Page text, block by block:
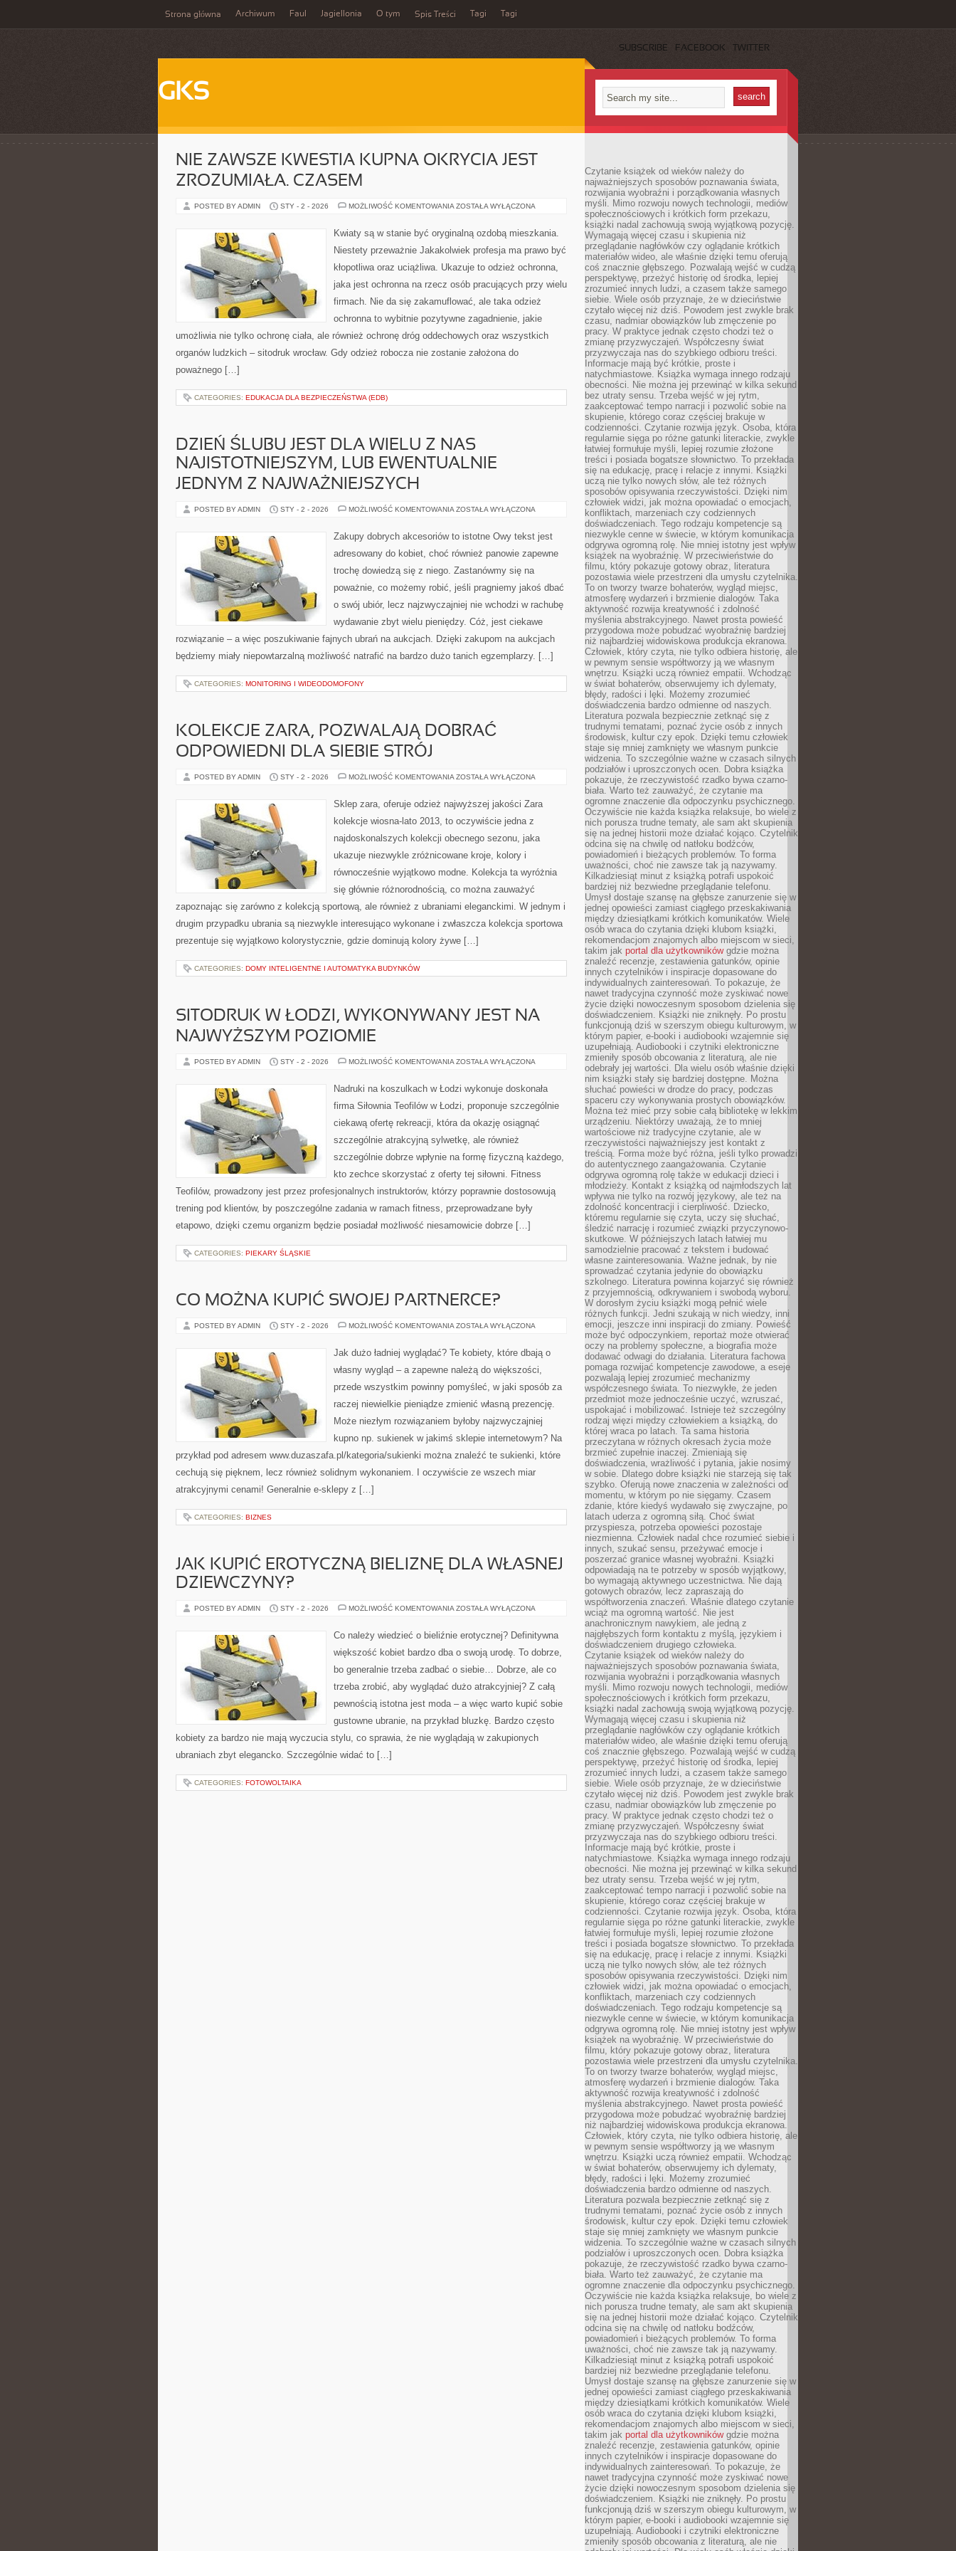
Strona główna Archiwum Faul Jagiellonia O tym Spis Treści Tagi Tagi
SUBSCRIBE FACEBOOK TWITTER
GKS
NIE ZAWSZE KWESTIA KUPNA OKRYCIA JEST
ZROZUMIAŁA. CZASEM
POSTED BY ADMIN STY - 2 - 2026 MOŻLIWOŚĆ KOMENTOWANIA NIE
KUPNA
OKRYCIA
ZROZUMIAŁA.
ZOSTAŁA WYŁĄCZONA
Kwiaty są w stanie być oryginalną ozdobą mieszkania.
Niestety przeważnie Jakakolwiek profesja ma prawo być
kłopotliwa oraz uciążliwa. Ukazuje to odzież ochronna,
jaka jest ochronna na rzecz osób pracujących przy wielu
firmach. Nie da się zakamuflować, ale taka odzież
ochronna to wybitnie pozytywne zagadnienie, jakie
umożliwia nie tylko ochronę ciała, ale również ochronę dróg oddechowych oraz wszystkich
organów ludzkich – sitodruk wrocław. Gdy odzież robocza nie zostanie założona do
poważnego […]
CATEGORIES: EDUKACJA DLA BEZPIECZEŃSTWA (EDB)
DZIEŃ ŚLUBU JEST DLA WIELU Z NAS
NAJISTOTNIEJSZYM, LUB EWENTUALNIE
JEDNYM Z NAJWAŻNIEJSZYCH
POSTED BY ADMIN STY - 2 - 2026 MOŻLIWOŚĆ KOMENTOWANIA DZIEŃ
DLA
WIELU
NAS
LUB
JEDNYM
Z
NAJWAŻNIEJSZYCH
ZOSTAŁA WYŁĄCZONA
Zakupy dobrych akcesoriów to istotne Owy tekst jest
adresowany do kobiet, choć również panowie zapewne
trochę dowiedzą się z niego. Zastanówmy się na
poważnie, co możemy robić, jeśli pragniemy jakoś dbać
o swój ubiór, lecz najzwyczajniej nie wchodzi w rachubę
wydawanie zbyt wielu pieniędzy. Cóż, jest ciekawe
rozwiązanie – a więc poszukiwanie fajnych ubrań na aukcjach. Dzięki zakupom na aukcjach
będziemy miały niepowtarzalną możliwość natrafić na bardzo dużo tanich egzemplarzy. […]
CATEGORIES: MONITORING I WIDEODOMOFONY
KOLEKCJE ZARA, POZWALAJĄ DOBRAĆ
ODPOWIEDNI DLA SIEBIE STRÓJ
POSTED BY ADMIN STY - 2 - 2026 MOŻLIWOŚĆ KOMENTOWANIA KOLEKCJE
DOBRAĆ
ODPOWIEDNI
SIEBIE
ZOSTAŁA WYŁĄCZONA
Sklep zara, oferuje odzież najwyższej jakości Zara
kolekcje wiosna-lato 2013, to oczywiście jedna z
najdoskonalszych kolekcji obecnego sezonu, jaka
ukazuje niezwykle zróżnicowane kroje, kolory i
równocześnie wyjątkowo modne. Kolekcja ta wyróżnia
się głównie różnorodnością, co można zauważyć
zapoznając się zarówno z kolekcją sportową, ale również z ubraniami eleganckimi. W jednym i
drugim przypadku ubrania są niezwykle interesująco wykonane i zwłaszcza kolekcja sportowa
prezentuje się wyjątkowo kolorystycznie, gdzie dominują kolory żywe […]
CATEGORIES: DOMY INTELIGENTNE I AUTOMATYKA BUDYNKÓW
SITODRUK W ŁODZI, WYKONYWANY JEST NA
NAJWYŻSZYM POZIOMIE
POSTED BY ADMIN STY - 2 - 2026 MOŻLIWOŚĆ KOMENTOWANIA SITODRUK
WYKONYWANY
JEST
NAJWYŻSZYM
ZOSTAŁA WYŁĄCZONA
Nadruki na koszulkach w Łodzi wykonuje doskonała
firma Siłownia Teofilów w Łodzi, proponuje szczególnie
ciekawą ofertę rekreacji, która da okazję osiągnąć
szczególnie atrakcyjną sylwetkę, ale również
szczególnie dobrze wpłynie na formę fizyczną każdego,
kto zechce skorzystać z oferty tej siłowni. Fitness
Teofilów, prowadzony jest przez profesjonalnych instruktorów, którzy poprawnie dostosowują
trening pod klientów, by poszczególne zadania w ramach fitness, przeprowadzane były
etapowo, dzięki czemu organizm będzie posiadał możliwość niesamowicie dobrze […]
CATEGORIES: PIEKARY ŚLĄSKIE
CO MOŻNA KUPIĆ SWOJEJ PARTNERCE?
POSTED BY ADMIN STY - 2 - 2026 MOŻLIWOŚĆ KOMENTOWANIA CO
SWOJEJ
PARTNERCE?
ZOSTAŁA WYŁĄCZONA
Jak dużo ładniej wyglądać? Te kobiety, które dbają o
własny wygląd – a zapewne należą do większości,
przede wszystkim powinny pomyśleć, w jaki sposób za
raczej niewielkie pieniądze zmienić własną prezencję.
Może niezłym rozwiązaniem byłoby najzwyczajniej
kupno np. sukienek w jakimś sklepie internetowym? Na
przykład pod adresem www.duzaszafa.pl/kategoria/sukienki można znaleźć te sukienki, które
cechują się pięknem, lecz również solidnym wykonaniem. I oczywiście ze wszech miar
atrakcyjnymi cenami! Generalnie e-sklepy z […]
CATEGORIES: BIZNES
JAK KUPIĆ EROTYCZNĄ BIELIZNĘ DLA WŁASNEJ
DZIEWCZYNY?
POSTED BY ADMIN STY - 2 - 2026 MOŻLIWOŚĆ KOMENTOWANIA JAK
BIELIZNĘ
DLA
DZIEWCZYNY?
ZOSTAŁA WYŁĄCZONA
Co należy wiedzieć o bieliźnie erotycznej? Definitywna
większość kobiet bardzo dba o swoją urodę. To dobrze,
bo generalnie trzeba zadbać o siebie… Dobrze, ale co
trzeba zrobić, aby wyglądać dużo atrakcyjniej? Z całą
pewnością istotna jest moda – a więc warto kupić sobie
gustowne ubranie, na przykład bluzkę. Bardzo często
kobiety za bardzo nie mają wyczucia stylu, co sprawia, że nie wyglądają w zakupionych
ubraniach zbyt elegancko. Szczególnie widać to […]
CATEGORIES: FOTOWOLTAIKA
Czytanie książek od wieków należy do
najważniejszych sposobów poznawania świata,
rozwijania wyobraźni i porządkowania własnych
myśli. Mimo rozwoju nowych technologii, mediów
społecznościowych i krótkich form przekazu,
książki nadal zachowują swoją wyjątkową pozycję.
Wymagają więcej czasu i skupienia niż
przeglądanie nagłówków czy oglądanie krótkich
materiałów wideo, ale właśnie dzięki temu oferują
coś znacznie głębszego. Pozwalają wejść w cudzą
perspektywę, przeżyć historię od środka, lepiej
zrozumieć innych ludzi, a czasem także samego
siebie. Wiele osób przyznaje, że w dzieciństwie
czytało więcej niż dziś. Powodem jest zwykle brak
czasu, nadmiar obowiązków lub zmęczenie po
pracy. W praktyce jednak często chodzi też o
zmianę przyzwyczajeń. Współczesny świat
przyzwyczaja nas do szybkiego odbioru treści.
Informacje mają być krótkie, proste i
natychmiastowe. Książka wymaga innego rodzaju
obecności. Nie można jej przewinąć w kilka sekund
bez utraty sensu. Trzeba wejść w jej rytm,
zaakceptować tempo narracji i pozwolić sobie na
skupienie, którego coraz częściej brakuje w
codzienności. Czytanie rozwija język. Osoba, która
regularnie sięga po różne gatunki literackie, zwykle
łatwiej formułuje myśli, lepiej rozumie złożone
treści i posiada bogatsze słownictwo. To przekłada
się na edukację, pracę i relacje z innymi. Książki
uczą nie tylko nowych słów, ale też różnych
sposobów opisywania rzeczywistości. Dzięki nim
człowiek widzi, jak można opowiadać o emocjach,
konfliktach, marzeniach czy codziennych
doświadczeniach. Tego rodzaju kompetencje są
niezwykle cenne w świecie, w którym komunikacja
odgrywa ogromną rolę. Nie mniej istotny jest wpływ
książek na wyobraźnię. W przeciwieństwie do
filmu, który pokazuje gotowy obraz, literatura
pozostawia wiele przestrzeni dla umysłu czytelnika.
To on tworzy twarze bohaterów, wygląd miejsc,
atmosferę wydarzeń i brzmienie dialogów. Taka
aktywność rozwija kreatywność i zdolność
myślenia abstrakcyjnego. Nawet prosta powieść
przygodowa może pobudzać wyobraźnię bardziej
niż najbardziej widowiskowa produkcja ekranowa.
Człowiek, który czyta, nie tylko odbiera historię, ale
w pewnym sensie współtworzy ją we własnym
wnętrzu. Książki uczą również empatii. Wchodząc
w świat bohaterów, obserwujemy ich dylematy,
błędy, radości i lęki. Możemy zrozumieć
doświadczenia bardzo odmienne od naszych.
Literatura pozwala bezpiecznie zetknąć się z
trudnymi tematami, poznać życie osób z innych
środowisk, kultur czy epok. Dzięki temu człowiek
staje się mniej zamknięty we własnym punkcie
widzenia. To szczególnie ważne w czasach silnych
podziałów i uproszczonych ocen. Dobra książka
pokazuje, że rzeczywistość rzadko bywa czarno-
biała. Warto też zauważyć, że czytanie ma
ogromne znaczenie dla odpoczynku psychicznego.
Oczywiście nie każda książka relaksuje, bo wiele z
nich porusza trudne tematy, ale sam akt skupienia
się na jednej historii może działać kojąco. Czytelnik
odcina się na chwilę od natłoku bodźców,
powiadomień i bieżących problemów. To forma
uważności, choć nie zawsze tak ją nazywamy.
Kilkadziesiąt minut z książką potrafi uspokoić
bardziej niż bezwiedne przeglądanie telefonu.
Umysł dostaje szansę na głębsze zanurzenie się w
jednej opowieści zamiast ciągłego przeskakiwania
między dziesiątkami krótkich komunikatów. Wiele
osób wraca do czytania dzięki klubom książki,
rekomendacjom znajomych albo miejscom w sieci,
takim jak portal dla użytkownikówgdzie można
znaleźć recenzje, zestawienia gatunków, opinie
innych czytelników i inspiracje dopasowane do
indywidualnych zainteresowań. To pokazuje, że
nawet tradycyjna czynność może zyskiwać nowe
życie dzięki nowoczesnym sposobom dzielenia się
doświadczeniem. Książki nie zniknęły. Po prostu
funkcjonują dziś w szerszym obiegu kulturowym, w
którym papier, e-booki i audiobooki wzajemnie się
uzupełniają. Audiobooki i czytniki elektroniczne
zmieniły sposób obcowania z literaturą, ale nie
odebrały jej wartości. Dla wielu osób właśnie dzięki
nim książki stały się bardziej dostępne. Można
słuchać powieści w drodze do pracy, podczas
spaceru czy wykonywania prostych obowiązków.
Można też mieć przy sobie całą bibliotekę w lekkim
urządzeniu. Niektórzy uważają, że to mniej
wartościowe niż tradycyjne czytanie, ale w
rzeczywistości najważniejszy jest kontakt z
treścią. Forma może być różna, jeśli tylko prowadzi
do autentycznego zaangażowania. Czytanie
odgrywa ogromną rolę także w edukacji dzieci i
młodzieży. Kontakt z książką od najmłodszych lat
wpływa nie tylko na rozwój językowy, ale też na
zdolność koncentracji i cierpliwość. Dziecko,
któremu regularnie się czyta, uczy się słuchać,
śledzić narrację i rozumieć związki przyczynowo-
skutkowe. W późniejszych latach łatwiej mu
samodzielnie pracować z tekstem i budować
własne zainteresowania. Ważne jednak, by nie
sprowadzać czytania jedynie do obowiązku
szkolnego. Literatura powinna kojarzyć się również
z przyjemnością, odkrywaniem i swobodą wyboru.
W dorosłym życiu książki mogą pełnić wiele
różnych funkcji. Jedni szukają w nich wiedzy, inni
emocji, jeszcze inni inspiracji do zmiany. Powieść
może być odpoczynkiem, reportaż może otwierać
oczy na problemy społeczne, a biografia może
dodawać odwagi do działania. Literatura fachowa
pomaga rozwijać kompetencje zawodowe, a eseje
pozwalają lepiej zrozumieć mechanizmy
współczesnego świata. To niezwykłe, że jeden
przedmiot może jednocześnie uczyć, wzruszać,
uspokajać i mobilizować. Istnieje też szczególny
rodzaj więzi między człowiekiem a książką, do
której wraca po latach. Ta sama historia
przeczytana w różnych okresach życia może
brzmieć zupełnie inaczej. Zmieniają się
doświadczenia, wrażliwość i pytania, jakie nosimy
w sobie. Dlatego dobre książki nie starzeją się tak
szybko. Oferują nowe znaczenia w zależności od
momentu, w którym po nie sięgamy. Czasem
zdanie, które kiedyś wydawało się zwyczajne, po
latach uderza z ogromną siłą. Choć świat
przyspiesza, potrzeba opowieści pozostaje
niezmienna. Człowiek nadal chce rozumieć siebie i
innych, szukać sensu, przeżywać emocje i
poszerzać granice własnej wyobraźni. Książki
odpowiadają na te potrzeby w sposób wyjątkowy,
bo wymagają aktywnego uczestnictwa. Nie dają
gotowych obrazów, lecz zapraszają do
współtworzenia znaczeń. Właśnie dlatego czytanie
wciąż ma ogromną wartość. Nie jest
anachronicznym nawykiem, ale jedną z
najgłębszych form kontaktu z myślą, językiem i
doświadczeniem drugiego człowieka.
Czytanie książek od wieków należy do
najważniejszych sposobów poznawania świata,
rozwijania wyobraźni i porządkowania własnych
myśli. Mimo rozwoju nowych technologii, mediów
społecznościowych i krótkich form przekazu,
książki nadal zachowują swoją wyjątkową pozycję.
Wymagają więcej czasu i skupienia niż
przeglądanie nagłówków czy oglądanie krótkich
materiałów wideo, ale właśnie dzięki temu oferują
coś znacznie głębszego. Pozwalają wejść w cudzą
perspektywę, przeżyć historię od środka, lepiej
zrozumieć innych ludzi, a czasem także samego
siebie. Wiele osób przyznaje, że w dzieciństwie
czytało więcej niż dziś. Powodem jest zwykle brak
czasu, nadmiar obowiązków lub zmęczenie po
pracy. W praktyce jednak często chodzi też o
zmianę przyzwyczajeń. Współczesny świat
przyzwyczaja nas do szybkiego odbioru treści.
Informacje mają być krótkie, proste i
natychmiastowe. Książka wymaga innego rodzaju
obecności. Nie można jej przewinąć w kilka sekund
bez utraty sensu. Trzeba wejść w jej rytm,
zaakceptować tempo narracji i pozwolić sobie na
skupienie, którego coraz częściej brakuje w
codzienności. Czytanie rozwija język. Osoba, która
regularnie sięga po różne gatunki literackie, zwykle
łatwiej formułuje myśli, lepiej rozumie złożone
treści i posiada bogatsze słownictwo. To przekłada
się na edukację, pracę i relacje z innymi. Książki
uczą nie tylko nowych słów, ale też różnych
sposobów opisywania rzeczywistości. Dzięki nim
człowiek widzi, jak można opowiadać o emocjach,
konfliktach, marzeniach czy codziennych
doświadczeniach. Tego rodzaju kompetencje są
niezwykle cenne w świecie, w którym komunikacja
odgrywa ogromną rolę. Nie mniej istotny jest wpływ
książek na wyobraźnię. W przeciwieństwie do
filmu, który pokazuje gotowy obraz, literatura
pozostawia wiele przestrzeni dla umysłu czytelnika.
To on tworzy twarze bohaterów, wygląd miejsc,
atmosferę wydarzeń i brzmienie dialogów. Taka
aktywność rozwija kreatywność i zdolność
myślenia abstrakcyjnego. Nawet prosta powieść
przygodowa może pobudzać wyobraźnię bardziej
niż najbardziej widowiskowa produkcja ekranowa.
Człowiek, który czyta, nie tylko odbiera historię, ale
w pewnym sensie współtworzy ją we własnym
wnętrzu. Książki uczą również empatii. Wchodząc
w świat bohaterów, obserwujemy ich dylematy,
błędy, radości i lęki. Możemy zrozumieć
doświadczenia bardzo odmienne od naszych.
Literatura pozwala bezpiecznie zetknąć się z
trudnymi tematami, poznać życie osób z innych
środowisk, kultur czy epok. Dzięki temu człowiek
staje się mniej zamknięty we własnym punkcie
widzenia. To szczególnie ważne w czasach silnych
podziałów i uproszczonych ocen. Dobra książka
pokazuje, że rzeczywistość rzadko bywa czarno-
biała. Warto też zauważyć, że czytanie ma
ogromne znaczenie dla odpoczynku psychicznego.
Oczywiście nie każda książka relaksuje, bo wiele z
nich porusza trudne tematy, ale sam akt skupienia
się na jednej historii może działać kojąco. Czytelnik
odcina się na chwilę od natłoku bodźców,
powiadomień i bieżących problemów. To forma
uważności, choć nie zawsze tak ją nazywamy.
Kilkadziesiąt minut z książką potrafi uspokoić
bardziej niż bezwiedne przeglądanie telefonu.
Umysł dostaje szansę na głębsze zanurzenie się w
jednej opowieści zamiast ciągłego przeskakiwania
między dziesiątkami krótkich komunikatów. Wiele
osób wraca do czytania dzięki klubom książki,
rekomendacjom znajomych albo miejscom w sieci,
takim jak portal dla użytkownikówgdzie można
znaleźć recenzje, zestawienia gatunków, opinie
innych czytelników i inspiracje dopasowane do
indywidualnych zainteresowań. To pokazuje, że
nawet tradycyjna czynność może zyskiwać nowe
życie dzięki nowoczesnym sposobom dzielenia się
doświadczeniem. Książki nie zniknęły. Po prostu
funkcjonują dziś w szerszym obiegu kulturowym, w
którym papier, e-booki i audiobooki wzajemnie się
uzupełniają. Audiobooki i czytniki elektroniczne
zmieniły sposób obcowania z literaturą, ale nie